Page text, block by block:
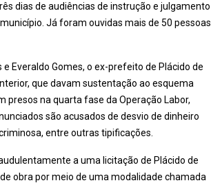
dias de audiências de instrução e julgamento
Já foram ouvidas mais de 50 pessoas
Everaldo Gomes, o ex-prefeito de Plácido de
que davam sustentação ao esquema
presos na quarta fase da Operação Labor,
são acusados de desvio de dinheiro
entre outras tipificações.
a uma licitação de Plácido de
obra por meio de uma modalidade chamada